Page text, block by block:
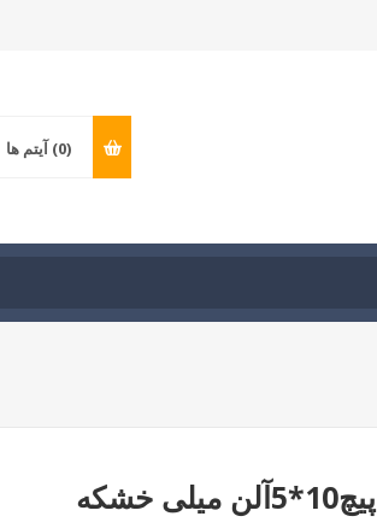
(0) آیتم ها
پیچ10*5آلن میلی خشکه